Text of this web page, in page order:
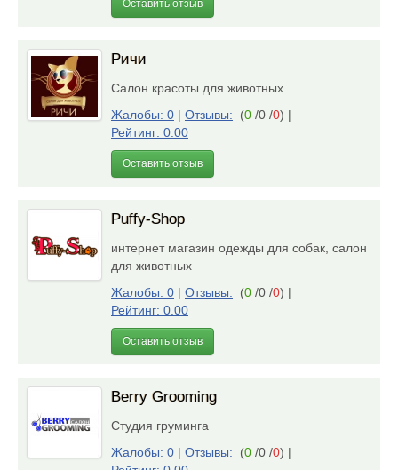
Оставить отзыв
Ричи
Салон красоты для животных
Жалобы: 0 | Отзывы: (0 /0 /0) |
Рейтинг: 0.00
Оставить отзыв
Puffy-Shop
интернет магазин одежды для собак, салон
для животных
Жалобы: 0 | Отзывы: (0 /0 /0) |
Рейтинг: 0.00
Оставить отзыв
Berry Grooming
Студия груминга
Жалобы: 0 | Отзывы: (0 /0 /0) |